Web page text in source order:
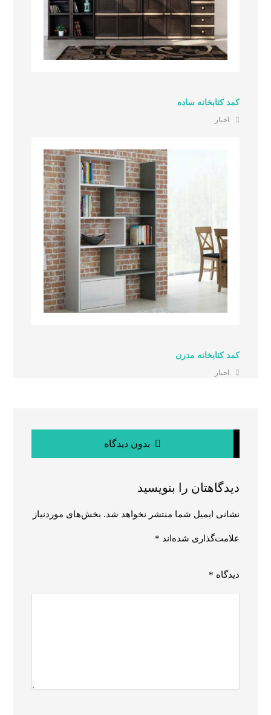
کمد کتابخانه ساده
اخبار
کمد کتابخانه مدرن
اخبار
بدون دیدگاه
دیدگاهتان را بنویسید
نشانی ایمیل شما منتشر نخواهد شد. بخش‌های موردنیاز
علامت‌گذاری شده‌اند *
دیدگاه *